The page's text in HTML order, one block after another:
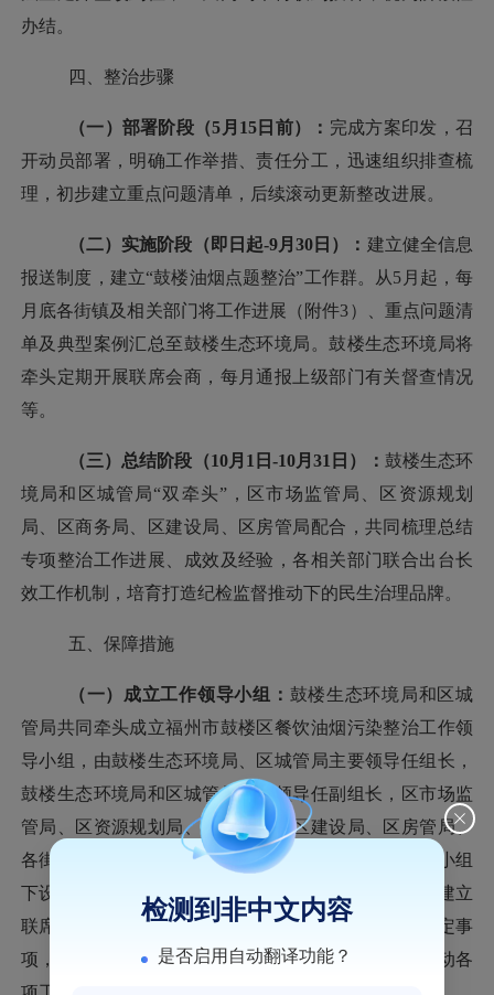
办结。
四、整治步骤
（一）部署阶段（5月15日前）： 完成方案印发，召
开动员部署，明确工作举措、责任分工，迅速组织排查梳
理，初步建立重点问题清单，后续滚动更新整改进展。
（二）实施阶段（即日起-9月30日）： 建立健全信息
报送制度，建立“鼓楼油烟点题整治”工作群。从5月起，每
月底各街镇及相关部门将工作进展（附件3）、重点问题清
单及典型案例汇总至鼓楼生态环境局。鼓楼生态环境局将
牵头定期开展联席会商，每月通报上级部门有关督查情况
等。
（三）总结阶段（10月1日-10月31日）： 鼓楼生态环
境局和区城管局“双牵头”，区市场监管局、区资源规划
局、区商务局、区建设局、区房管局配合，共同梳理总结
专项整治工作进展、成效及经验，各相关部门联合出台长
效工作机制，培育打造纪检监督推动下的民生治理品牌。
五、保障措施
（一）成立工作领导小组： 鼓楼生态环境局和区城
管局共同牵头成立福州市鼓楼区餐饮油烟污染整治工作领
导小组，由鼓楼生态环境局、区城管局主要领导任组长，
鼓楼生态环境局和区城管局分管领导任副组长，区市场监
管局、区资源规划局、区商务局、区建设局、区房管局、
各街道办事处及洪山镇政府等
分管领导为成员
。领导小组
下设办公室，办公室设在鼓楼生态环境局。领导小组
建立
联席会议制度，定期研究工作进展，及时调度共同议定事
项，解决难点、卡点、堵点问题，汇聚整治合力
，推动各
检测到非中文内容
是否启用自动翻译功能？